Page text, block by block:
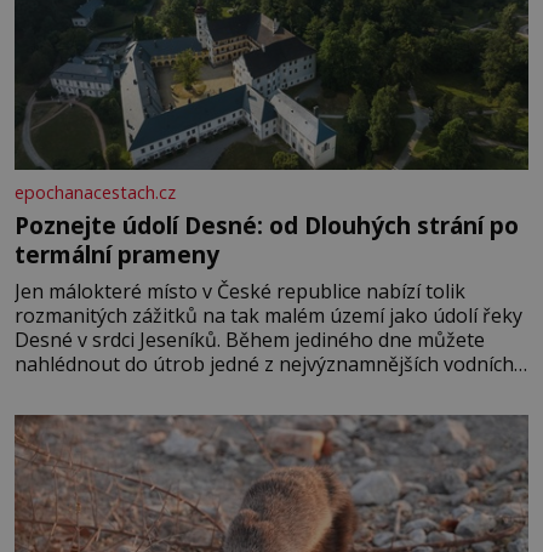
epochanacestach.cz
Poznejte údolí Desné: od Dlouhých strání po
termální prameny
Jen málokteré místo v České republice nabízí tolik
rozmanitých zážitků na tak malém území jako údolí řeky
Desné v srdci Jeseníků. Během jediného dne můžete
nahlédnout do útrob jedné z nejvýznamnějších vodních
se na koloběžce a den zakončit poznáváním památek ve
Velkých Losinách nebo v termálním